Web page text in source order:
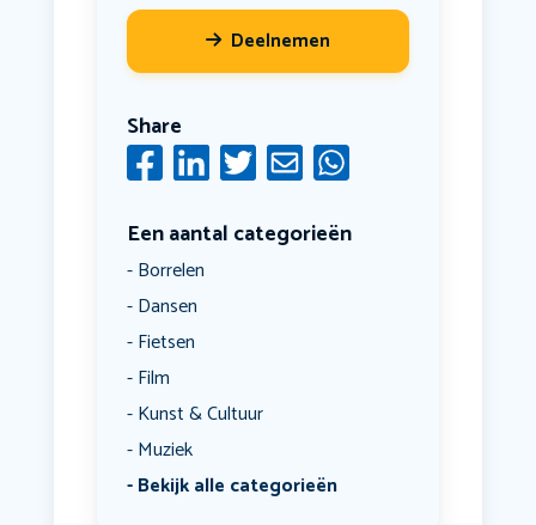
Deelnemen
Share
Een aantal categorieën
Borrelen
Dansen
Fietsen
Film
Kunst & Cultuur
Muziek
Bekijk alle categorieën